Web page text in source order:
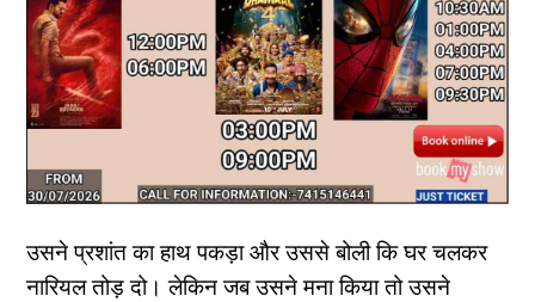
उसने प्रशांत का हाथ पकड़ा और उससे बोली कि घर चलकर
नारियल तोड़ दो। लेकिन जब उसने मना किया तो उसने